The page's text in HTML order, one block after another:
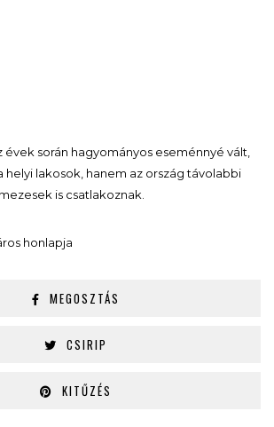
évek során hagyományos eseménnyé vált,
helyi lakosok, hanem az ország távolabbi
is csatlakoznak.
honlapja
MEGOSZTÁS
CSIRIP
KITŰZÉS